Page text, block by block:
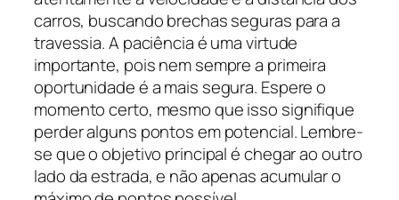
carros, buscando brechas seguras para a
travessia. A paciência é uma virtude
importante, pois nem sempre a primeira
oportunidade é a mais segura. Espere o
momento certo, mesmo que isso signifique
perder alguns pontos em potencial. Lembre-
se que o objetivo principal é chegar ao outro
lado da estrada, e não apenas acumular o